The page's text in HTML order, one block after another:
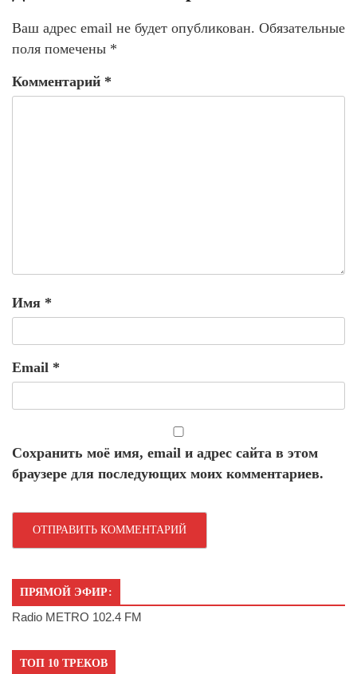
Ваш адрес email не будет опубликован. Обязательные
поля помечены *
Комментарий *
Имя *
Email *
Сохранить моё имя, email и адрес сайта в этом
браузере для последующих моих комментариев.
ПРЯМОЙ ЭФИР:
Radio METRO 102.4 FM
ТОП 10 ТРЕКОВ